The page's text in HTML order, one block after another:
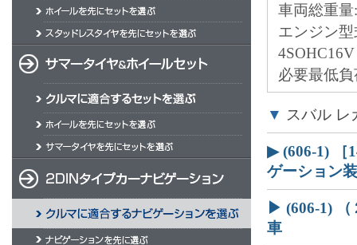
車両総重
エンジン
4SOHC16V
必要最低
▼ スバル レ
▶ (606-1) ［
ゲーション
▶ (606-1)
車